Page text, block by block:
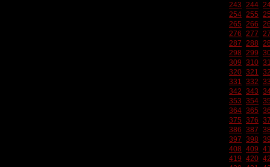
243 244
254 255
265 266
276 277
287 288
298 299
309 310
320 321
331 332
342 343
353 354
364 365
375 376
386 387
397 398
408 409
419 420